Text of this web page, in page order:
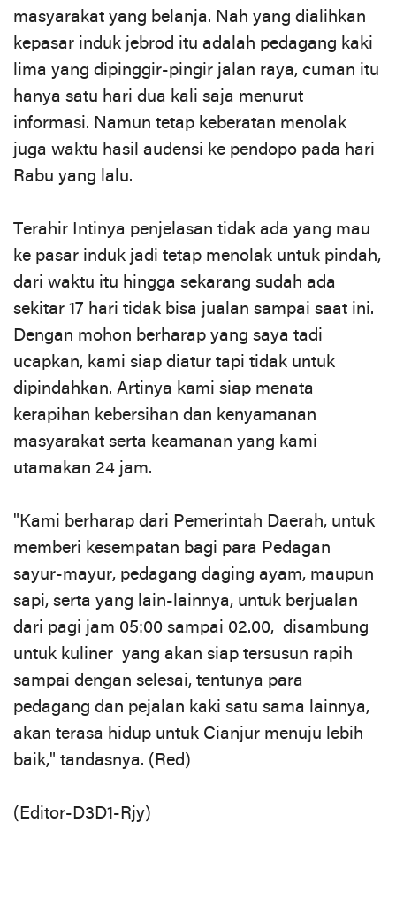
masyarakat yang belanja. Nah yang dialihkan
kepasar induk jebrod itu adalah pedagang kaki
lima yang dipinggir-pingir jalan raya, cuman itu
hanya satu hari dua kali saja menurut
informasi. Namun tetap keberatan menolak
juga waktu hasil audensi ke pendopo pada hari
Rabu yang lalu.
Terahir Intinya penjelasan tidak ada yang mau
ke pasar induk jadi tetap menolak untuk pindah,
dari waktu itu hingga sekarang sudah ada
sekitar 17 hari tidak bisa jualan sampai saat ini.
Dengan mohon berharap yang saya tadi
ucapkan, kami siap diatur tapi tidak untuk
dipindahkan. Artinya kami siap menata
kerapihan kebersihan dan kenyamanan
masyarakat serta keamanan yang kami
utamakan 24 jam.
"Kami berharap dari Pemerintah Daerah, untuk
memberi kesempatan bagi para Pedagan
sayur-mayur, pedagang daging ayam, maupun
sapi, serta yang lain-lainnya, untuk berjualan
dari pagi jam 05:00 sampai 02.00, disambung
untuk kuliner yang akan siap tersusun rapih
sampai dengan selesai, tentunya para
pedagang dan pejalan kaki satu sama lainnya,
akan terasa hidup untuk Cianjur menuju lebih
baik," tandasnya. (Red)
(Editor-D3D1-Rjy)